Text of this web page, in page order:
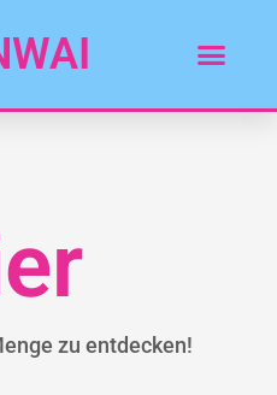
zu entdecken!